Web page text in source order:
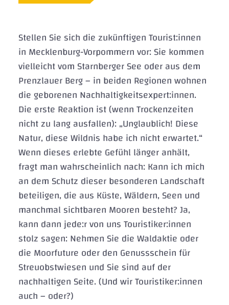
Stellen Sie sich die zukünftigen Tourist:innen
in Mecklenburg-Vorpommern vor: Sie kommen
vielleicht vom Starnberger See oder aus dem
Prenzlauer Berg – in beiden Regionen wohnen
die geborenen Nachhaltigkeitsexpert:innen.
Die erste Reaktion ist (wenn Trockenzeiten
nicht zu lang ausfallen): „Unglaublich! Diese
Natur, diese Wildnis habe ich nicht erwartet.“
Wenn dieses erlebte Gefühl länger anhält,
fragt man wahrscheinlich nach: Kann ich mich
an dem Schutz dieser besonderen Landschaft
beteiligen, die aus Küste, Wäldern, Seen und
manchmal sichtbaren Mooren besteht? Ja,
kann dann jede:r von uns Touristiker:innen
stolz sagen: Nehmen Sie die Waldaktie oder
die Moorfuture oder den Genussschein für
Streuobstwiesen und Sie sind auf der
nachhaltigen Seite. (Und wir Touristiker:innen
auch – oder?)